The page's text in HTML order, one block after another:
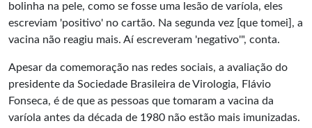
bolinha na pele, como se fosse uma lesão de varíola, eles
escreviam 'positivo' no cartão. Na segunda vez [que tomei], a
vacina não reagiu mais. Aí escreveram 'negativo'", conta.
Apesar da comemoração nas redes sociais, a avaliação do
presidente da Sociedade Brasileira de Virologia, Flávio
Fonseca, é de que as pessoas que tomaram a vacina da
varíola antes da década de 1980 não estão mais imunizadas.